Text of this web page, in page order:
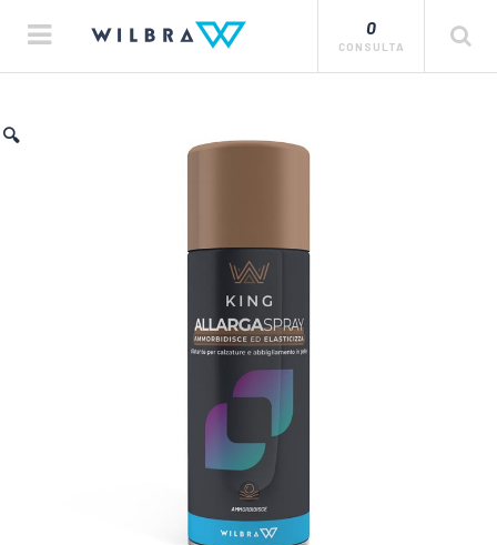
0
CONSULTA
🔍